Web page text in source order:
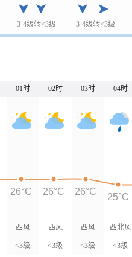
3-4级转<3级 3-4级转<3级
01时 02时 03时 04时
西风
<3级
西风
<3级
西风
<3级
西北风
<3级
26°C 26°C 26°C
25°C